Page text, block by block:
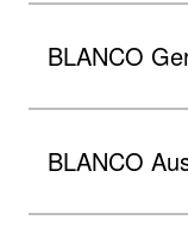
BLANCO
BLANCO